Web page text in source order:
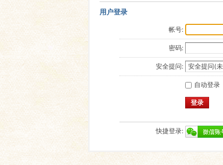
用户登录
帐号:
密码:
安全提问:
自动登录
登录
快捷登录: